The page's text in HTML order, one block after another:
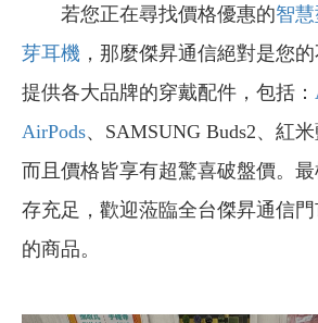
若您正在尋找價格優惠的智
芽耳機 ，那麼傑昇通信絕對是您
提供各大品牌的穿戴配件，包括：
AirPods、SAMSUNG Buds2、紅
而且價格皆享有超驚喜破盤價。
存充足，歡迎蒞臨全台傑昇通信
的商品。